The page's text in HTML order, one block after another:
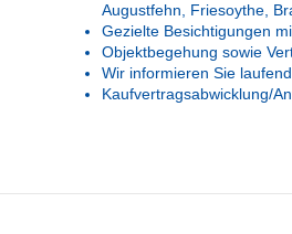
Augustfehn, Friesoythe,
Gezielte Besichtigungen
Objektbegehung sowie
Wir informieren Sie
Kaufvertragsabwicklung/